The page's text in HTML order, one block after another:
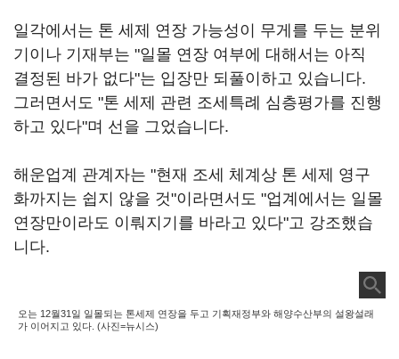
일각에서는 톤 세제 연장 가능성이 무게를 두는 분위
기이나 기재부는 "일몰 연장 여부에 대해서는 아직
결정된 바가 없다"는 입장만 되풀이하고 있습니다.
그러면서도 "톤 세제 관련 조세특례 심층평가를 진행
하고 있다"며 선을 그었습니다.
해운업계 관계자는 "현재 조세 체계상 톤 세제 영구
화까지는 쉽지 않을 것"이라면서도 "업계에서는 일몰
연장만이라도 이뤄지기를 바라고 있다"고 강조했습
니다.
오는 12월31일 일몰되는 톤세제 연장을 두고 기획재정부와 해양수산부의 설왕설래
가 이어지고 있다. (사진=뉴시스)